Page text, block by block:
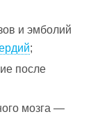
и эмболий
;
после
мозга —